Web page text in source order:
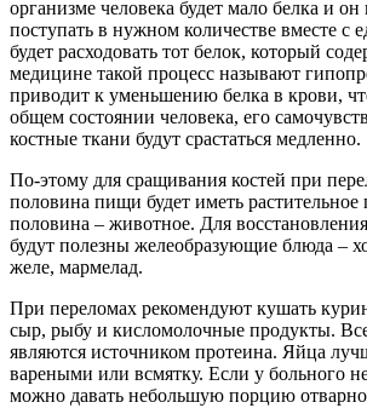
организме человека будет мало белка и он
поступать в нужном количестве вместе с
будет расходовать тот белок, который
медицине такой процесс называют
приводит к уменьшению белка в крови,
общем состоянии человека, его
костные ткани будут срастаться медленно.
По-этому для сращивания костей при
половина пищи будет иметь растительное
половина – животное. Для
будут полезны желеобразующие блюда –
желе, мармелад.
При переломах рекомендуют кушать
сыр, рыбу и кисломолочные продукты.
являются источником протеина. Яйца
вареными или всмятку. Если у больного
можно давать небольшую порцию